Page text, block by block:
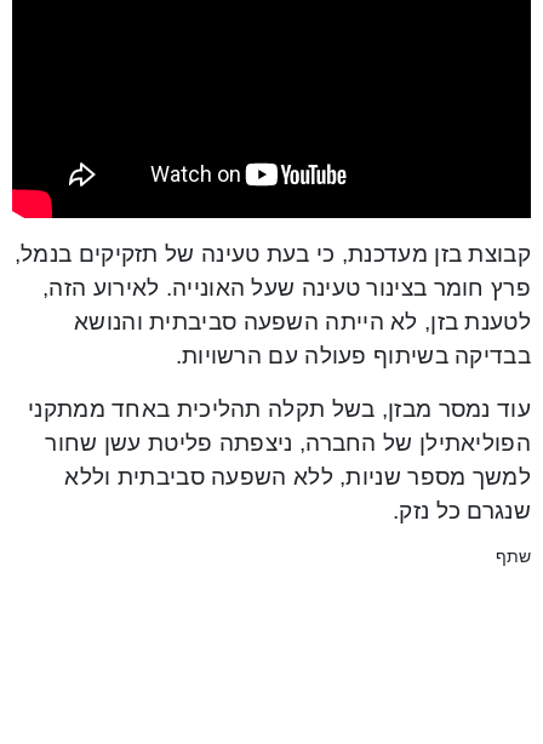
קבוצת בזן מעדכנת, כי בעת טעינה של תזקיקים בנמל,
פרץ חומר בצינור טעינה שעל האונייה. לאירוע הזה,
לטענת בזן, לא הייתה השפעה סביבתית והנושא
בבדיקה בשיתוף פעולה עם הרשויות.
עוד נמסר מבזן, בשל תקלה תהליכית באחד ממתקני
הפוליאתילן של החברה, ניצפתה פליטת עשן שחור
למשך מספר שניות, ללא השפעה סביבתית וללא
שנגרם כל נזק.
שתף